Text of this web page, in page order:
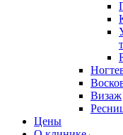
Визаж
Цены